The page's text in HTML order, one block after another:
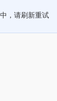
，请刷新重试